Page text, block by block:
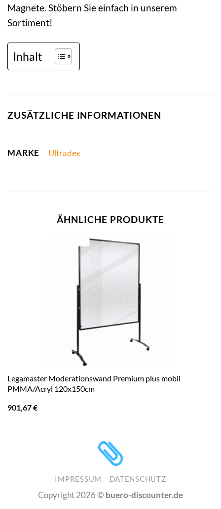
Magnete. Stöbern Sie einfach in unserem
Sortiment!
Inhalt
ZUSÄTZLICHE INFORMATIONEN
MARKE Ultradex
ÄHNLICHE PRODUKTE
Legamaster Moderationswand Premium plus mobil
PMMA/Acryl 120x150cm
901,67€
IMPRESSUM DATENSCHUTZ
Copyright 2026 © buero-discounter.de